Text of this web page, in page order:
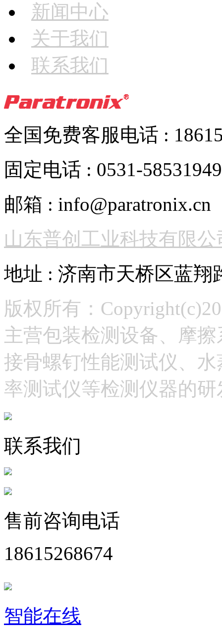
新闻中心
关于我们
联系我们
全国免费客服电话 :
固定电话 : 0531-58531949
邮箱 : info@paratronix.cn
山东普创工业科技有限公
地址 : 济南市天桥区蓝翔
版权所有：
主营包装检测设备、摩
接骨螺钉性能测试仪、
率测试仪等检测仪器的
联系我们
售前咨询电话
18615268674
智能在线